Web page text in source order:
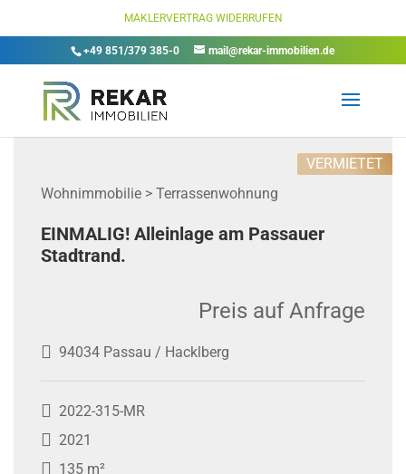
MAKLERVERTRAG WIDERRUFEN
+49 851/379 385-0 mail@rekar-immobilien.de
Wohnimmobilie > Terrassenwohnung
VERMIETET
EINMALIG! Alleinlage am Passauer
Stadtrand.
94034 Passau / Hacklberg
Preis auf Anfrage
2022-315-MR
2021
135 m²